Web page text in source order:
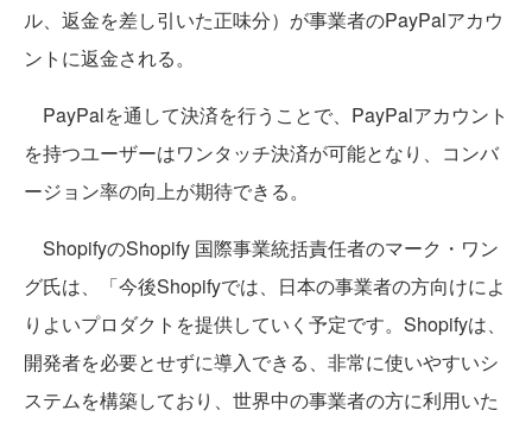
ル、返金を差し引いた正味分）が事業者のPayPalアカウ
ントに返金される。
PayPalを通して決済を行うことで、PayPalアカウント
を持つユーザーはワンタッチ決済が可能となり、コンバ
ージョン率の向上が期待できる。
ShopifyのShopify 国際事業統括責任者のマーク・ワン
グ氏は、「今後Shopifyでは、日本の事業者の方向けによ
りよいプロダクトを提供していく予定です。Shopifyは、
開発者を必要とせずに導入できる、非常に使いやすいシ
ステムを構築しており、世界中の事業者の方に利用いた